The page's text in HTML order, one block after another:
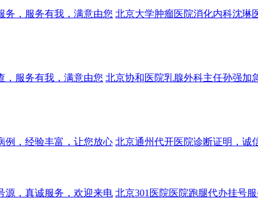
务，服务有我，满意由您 北京大学肿瘤医院消化内科沈琳
，服务有我，满意由您 北京协和医院乳腺外科主任孙强加
例，经验丰富，让您放心 北京通州代开医院诊断证明，诚
源，真诚服务，欢迎来电 北京301医院医院跑腿代办挂号